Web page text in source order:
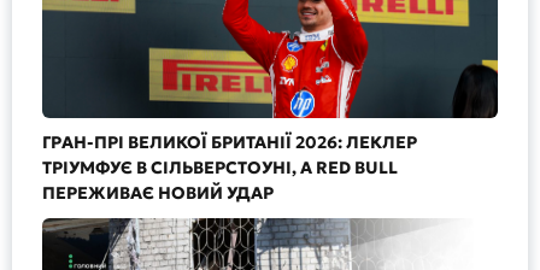
ГРАН-ПРІ ВЕЛИКОЇ БРИТАНІЇ 2026: ЛЕКЛЕР
ТРІУМФУЄ В СІЛЬВЕРСТОУНІ, А RED BULL
ПЕРЕЖИВАЄ НОВИЙ УДАР